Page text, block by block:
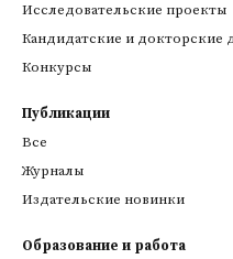
Исследовательские проекты
Кандидатские и докторские
Конкурсы
Публикации
Все
Журналы
Издательские новинки
Образование и работа